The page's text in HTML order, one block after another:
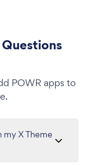
POWR apps to
my X Theme